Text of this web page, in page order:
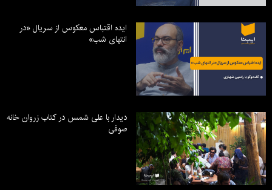
ایده اقتباس معکوس از سریال «در
انتهای شب»
دیدار با علی شمس در کتاب زروان خانه
صوفی